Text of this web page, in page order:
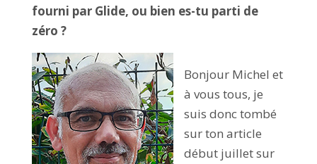
fourni par Glide, ou bien es-tu parti de
zéro ?
Bonjour Michel et
à vous tous, je
suis donc tombé
sur ton article
début juillet sur